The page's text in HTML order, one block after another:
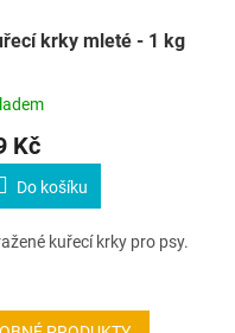
krky mleté - 1 kg
Kč
Do košíku
kuřecí krky pro psy.